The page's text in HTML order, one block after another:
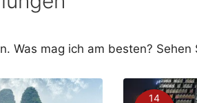
Was mag ich am besten? Sehen
14